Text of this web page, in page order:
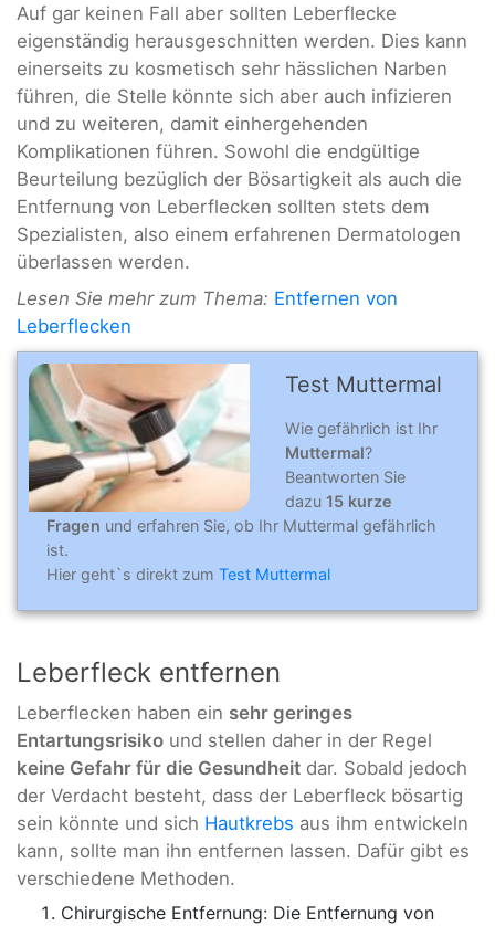
Auf gar keinen Fall aber sollten Leberflecke
eigenständig herausgeschnitten werden. Dies kann
einerseits zu kosmetisch sehr hässlichen Narben
führen, die Stelle könnte sich aber auch infizieren
und zu weiteren, damit einhergehenden
Komplikationen führen. Sowohl die endgültige
Beurteilung bezüglich der Bösartigkeit als auch die
Entfernung von Leberflecken sollten stets dem
Spezialisten, also einem erfahrenen Dermatologen
überlassen werden.
Lesen Sie mehr zum Thema: Entfernen von
Leberflecken
Test Muttermal
Wie gefährlich ist Ihr
Muttermal?
Beantworten Sie
dazu 15 kurze
Fragen und erfahren Sie, ob Ihr Muttermal gefährlich
ist.
Hier geht`s direkt zum Test Muttermal
Leberfleck entfernen
Leberflecken haben ein sehr geringes
Entartungsrisiko und stellen daher in der Regel
keine Gefahr für die Gesundheit dar. Sobald jedoch
der Verdacht besteht, dass der Leberfleck bösartig
sein könnte und sich Hautkrebs aus ihm entwickeln
kann, sollte man ihn entfernen lassen. Dafür gibt es
verschiedene Methoden.
Chirurgische Entfernung: Die Entfernung von